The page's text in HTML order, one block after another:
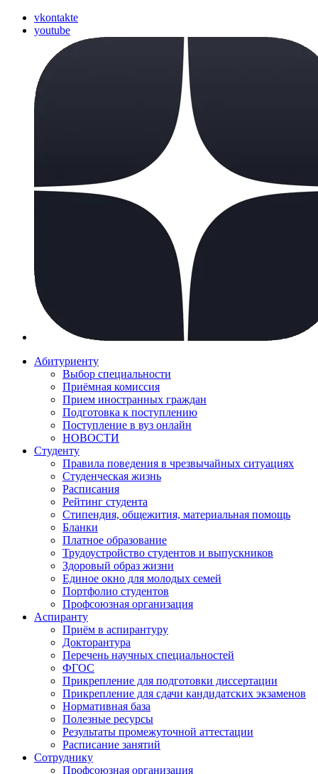
vkontakte
youtube
Абитуриенту
Выбор специальности
Приёмная комиссия
Прием иностранных граждан
Подготовка к поступлению
Поступление в вуз онлайн
НОВОСТИ
Студенту
Правила поведения в чрезвычайных ситуациях
Студенческая жизнь
Расписания
Рейтинг студента
Стипендия, общежития, материальная помощь
Бланки
Платное образование
Трудоустройство студентов и выпускников
Здоровый образ жизни
Единое окно для молодых семей
Портфолио студентов
Профсоюзная организация
Аспиранту
Приём в аспирантуру
Докторантура
Перечень научных специальностей
ФГОС
Прикрепление для подготовки диссертации
Прикрепление для сдачи кандидатских экзаменов
Нормативная база
Полезные ресурсы
Результаты промежуточной аттестации
Расписание занятий
Сотруднику
Профсоюзная организация